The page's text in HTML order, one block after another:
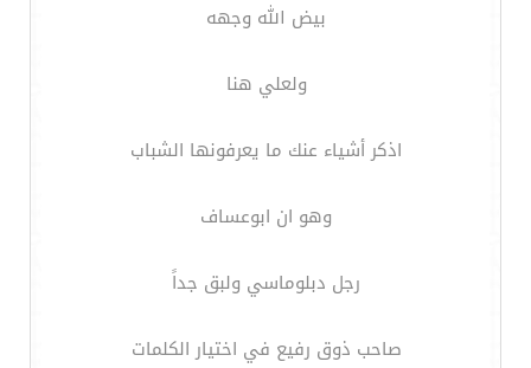
بيض الله وجهه
ولعلي هنا
اذكر أشياء عنك ما يعرفونها الشباب
وهو ان ابوعساف
رجل دبلوماسي ولبق جداً
صاحب ذوق رفيع في اختيار الكلمات